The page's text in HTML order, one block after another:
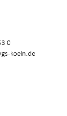
0
koeln.de